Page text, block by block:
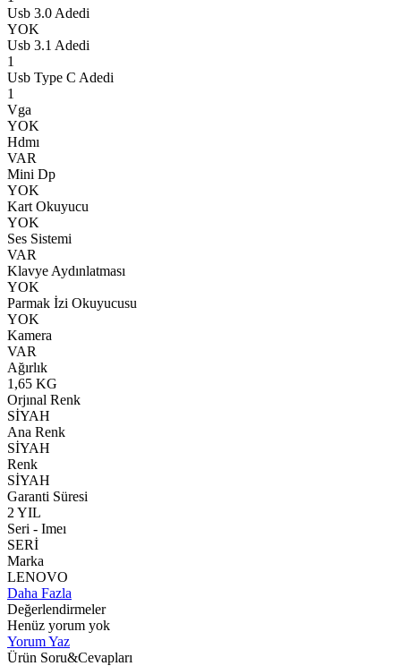
Usb 3.0 Adedi
YOK
Usb 3.1 Adedi
1
Usb Type C Adedi
1
Vga
YOK
Hdmı
VAR
Mini Dp
YOK
Kart Okuyucu
YOK
Ses Sistemi
VAR
Klavye Aydınlatması
YOK
Parmak İzi Okuyucusu
YOK
Kamera
VAR
Ağırlık
1,65 KG
Orjınal Renk
SİYAH
Ana Renk
SİYAH
Renk
SİYAH
Garanti Süresi
2 YIL
Seri - Imeı
SERİ
Marka
LENOVO
Daha Fazla
Değerlendirmeler
Henüz yorum yok
Yorum Yaz
Ürün Soru&Cevapları